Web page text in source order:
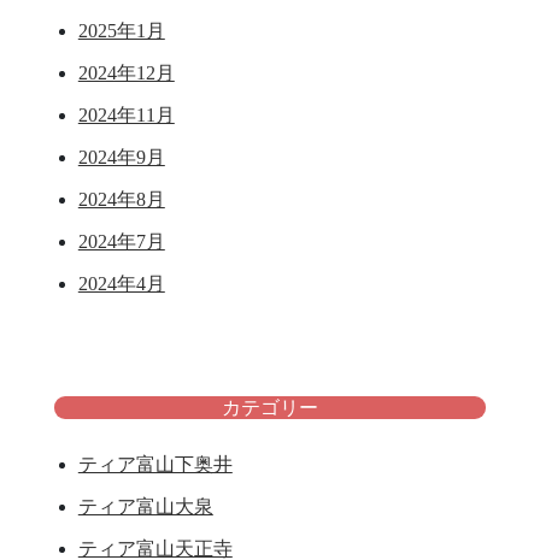
2025年1月
2024年12月
2024年11月
2024年9月
2024年8月
2024年7月
2024年4月
カテゴリー
ティア富山下奥井
ティア富山大泉
ティア富山天正寺